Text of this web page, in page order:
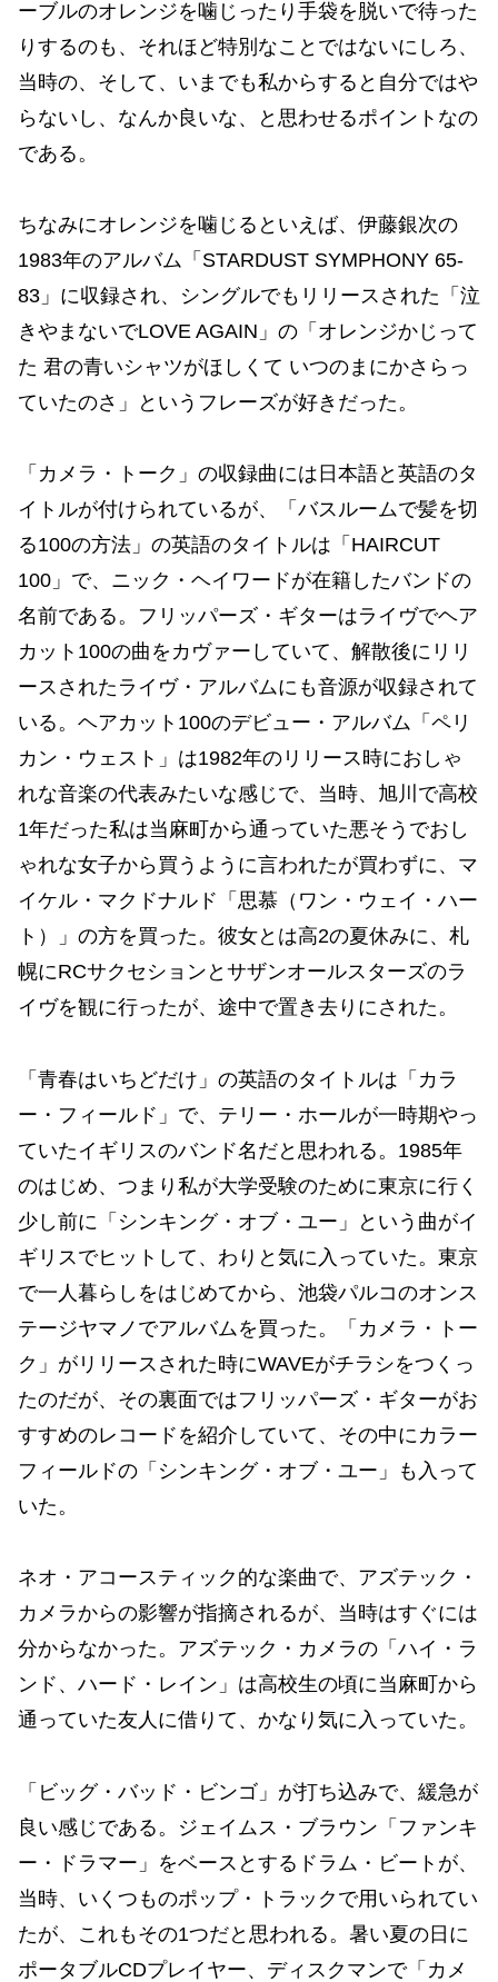
ーブルのオレンジを噛じったり手袋を脱いで待った
りするのも、それほど特別なことではないにしろ、
当時の、そして、いまでも私からすると自分ではや
らないし、なんか良いな、と思わせるポイントなの
である。
ちなみにオレンジを噛じるといえば、伊藤銀次の
1983年のアルバム「STARDUST SYMPHONY 65-
83」に収録され、シングルでもリリースされた「泣
きやまないでLOVE AGAIN」の「オレンジかじって
た 君の青いシャツがほしくて いつのまにかさらっ
ていたのさ」というフレーズが好きだった。
「カメラ・トーク」の収録曲には日本語と英語のタ
イトルが付けられているが、「バスルームで髪を切
る100の方法」の英語のタイトルは「HAIRCUT
100」で、ニック・ヘイワードが在籍したバンドの
名前である。フリッパーズ・ギターはライヴでヘア
カット100の曲をカヴァーしていて、解散後にリリ
ースされたライヴ・アルバムにも音源が収録されて
いる。ヘアカット100のデビュー・アルバム「ペリ
カン・ウェスト」は1982年のリリース時におしゃ
れな音楽の代表みたいな感じで、当時、旭川で高校
1年だった私は当麻町から通っていた悪そうでおし
ゃれな女子から買うように言われたが買わずに、マ
イケル・マクドナルド「思慕（ワン・ウェイ・ハー
ト）」の方を買った。彼女とは高2の夏休みに、札
幌にRCサクセションとサザンオールスターズのラ
イヴを観に行ったが、途中で置き去りにされた。
「青春はいちどだけ」の英語のタイトルは「カラ
ー・フィールド」で、テリー・ホールが一時期やっ
ていたイギリスのバンド名だと思われる。1985年
のはじめ、つまり私が大学受験のために東京に行く
少し前に「シンキング・オブ・ユー」という曲がイ
ギリスでヒットして、わりと気に入っていた。東京
で一人暮らしをはじめてから、池袋パルコのオンス
テージヤマノでアルバムを買った。「カメラ・トー
ク」がリリースされた時にWAVEがチラシをつくっ
たのだが、その裏面ではフリッパーズ・ギターがお
すすめのレコードを紹介していて、その中にカラー
フィールドの「シンキング・オブ・ユー」も入って
いた。
ネオ・アコースティック的な楽曲で、アズテック・
カメラからの影響が指摘されるが、当時はすぐには
分からなかった。アズテック・カメラの「ハイ・ラ
ンド、ハード・レイン」は高校生の頃に当麻町から
通っていた友人に借りて、かなり気に入っていた。
「ビッグ・バッド・ビンゴ」が打ち込みで、緩急が
良い感じである。ジェイムス・ブラウン「ファンキ
ー・ドラマー」をベースとするドラム・ビートが、
当時、いくつものポップ・トラックで用いられてい
たが、これもその1つだと思われる。暑い夏の日に
ポータブルCDプレイヤー、ディスクマンで「カメ